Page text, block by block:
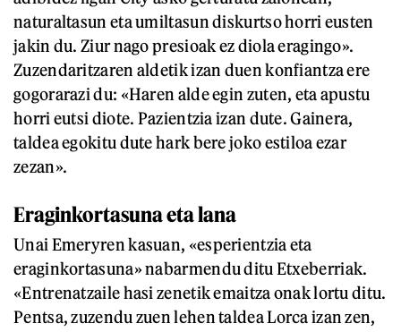
naturaltasun eta umiltasun diskurtso horri eusten
jakin du. Ziur nago presioak ez diola eragingo».
Zuzendaritzaren aldetik izan duen konfiantza ere
gogorarazi du: «Haren alde egin zuten, eta apustu
horri eutsi diote. Pazientzia izan dute. Gainera,
taldea egokitu dute hark bere joko estiloa ezar
zezan».
Eraginkortasuna eta lana
Unai Emeryren kasuan, «esperientzia eta
eraginkortasuna» nabarmendu ditu Etxeberriak.
«Entrenatzaile hasi zenetik emaitza onak lortu ditu.
Pentsa, zuzendu zuen lehen taldea Lorca izan zen,